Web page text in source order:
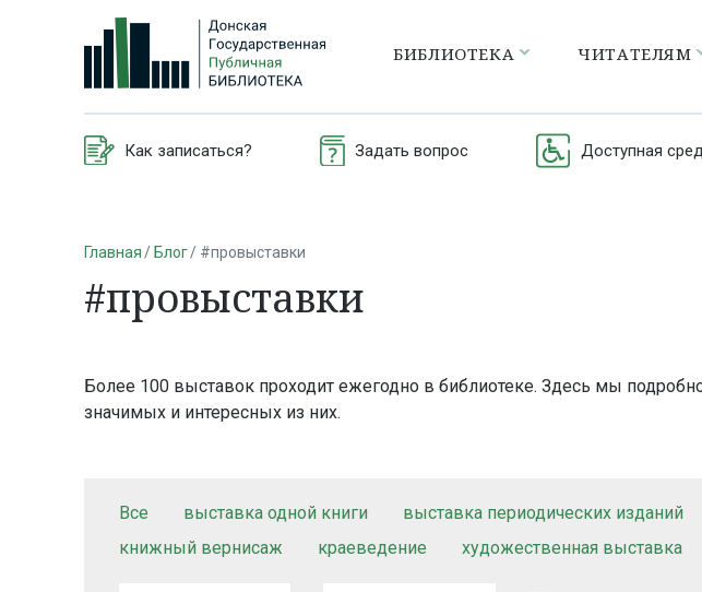
БИБЛИОТЕКА ЧИТАТЕЛЯМ
Как записаться? Задать вопрос Доступная
Главная Блог #провыставки
#провыставки
Более 100 выставок проходит ежегодно в библиотеке. Здесь мы
значимых и интересных из них.
Все выставка одной книги выставка периодических изданий
книжный вернисаж
краеведение художественная выставка